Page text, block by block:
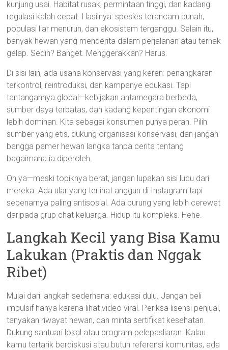
kunjung usai. Habitat rusak, permintaan tinggi, dan kadang
regulasi kalah cepat. Hasilnya: spesies terancam punah,
populasi liar menurun, dan ekosistem terganggu. Selain itu,
banyak hewan yang menderita dalam perjalanan atau ternak
gelap. Sedih? Banget. Menggerakkan? Harus.
Di sisi lain, ada usaha konservasi yang keren: penangkaran
terkontrol, reintroduksi, dan kampanye edukasi. Tapi
tantangannya global—kebijakan antarnegara berbeda,
sumber daya terbatas, dan kadang kepentingan ekonomi
lebih dominan. Kita sebagai konsumen punya peran. Pilih
sumber yang etis, dukung organisasi konservasi, dan jangan
bangga pamer hewan langka tanpa cerita tentang
bagaimana ia diperoleh.
Oh ya—meski topiknya berat, jangan lupakan sisi lucu dari
mereka. Ada ular yang terlihat anggun di Instagram tapi
sebenarnya paling antisosial. Ada burung yang lebih cerewet
daripada grup chat keluarga. Hidup itu kompleks. Hehe.
Langkah Kecil yang Bisa Kamu
Lakukan (Praktis dan Nggak
Ribet)
Mulai dari langkah sederhana: edukasi dulu. Jangan beli
impulsif hanya karena lihat video viral. Periksa lisensi penjual,
tanyakan riwayat hewan, dan minta sertifikat kesehatan.
Dukung santuari lokal atau program pelepasliaran. Kalau
kamu tertarik berdiskusi atau butuh referensi komunitas, ada